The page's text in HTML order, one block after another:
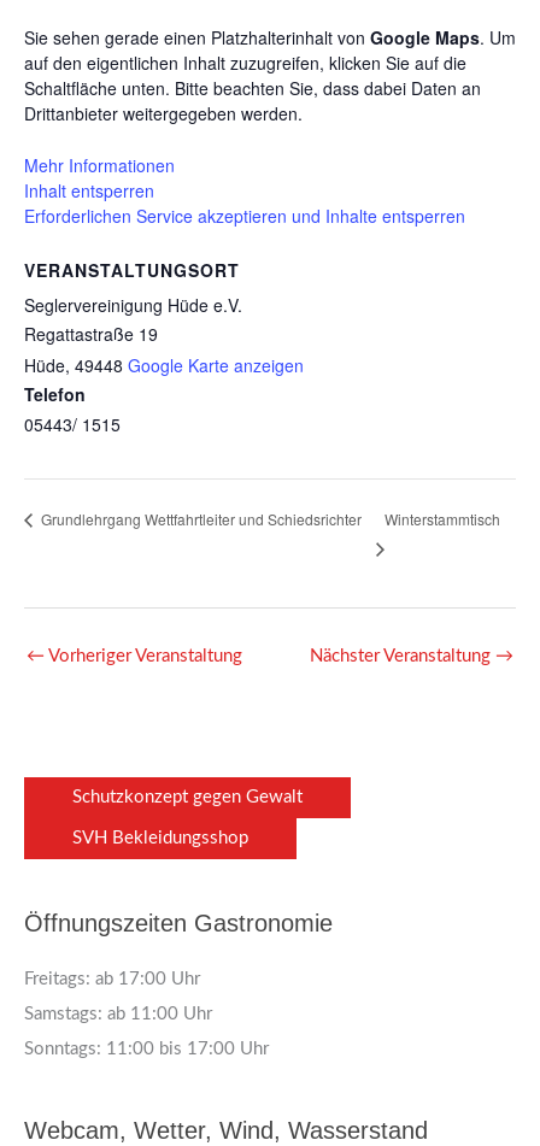
VERANSTALTUNGSORT
Seglervereinigung Hüde e.V.
Regattastraße 19
Hüde, 49448 Google Karte anzeigen
Telefon
05443/ 1515
Sie sehen gerade einen Platzhalterinhalt von Google Maps. Um
auf den eigentlichen Inhalt zuzugreifen, klicken Sie auf die
Schaltfläche unten. Bitte beachten Sie, dass dabei Daten an
Drittanbieter weitergegeben werden.
Mehr Informationen
Inhalt entsperren
Erforderlichen Service akzeptieren und Inhalte entsperren
Grundlehrgang Wettfahrtleiter und Schiedsrichter Winterstammtisch
← Vorheriger Veranstaltung Nächster Veranstaltung →
Schutzkonzept gegen Gewalt
SVH Bekleidungsshop
Öffnungszeiten Gastronomie
Freitags: ab 17:00 Uhr
Samstags: ab 11:00 Uhr
Sonntags: 11:00 bis 17:00 Uhr
Webcam, Wetter, Wind, Wasserstand